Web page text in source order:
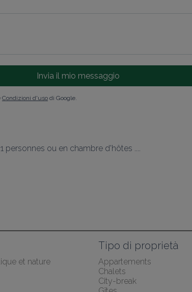
Invia il mio messaggio
Condizioni d'uso di Google.
personnes ou en chambre d'hôtes ....
et nature
Tipo di proprietà
Appartements
Chalets
City-break